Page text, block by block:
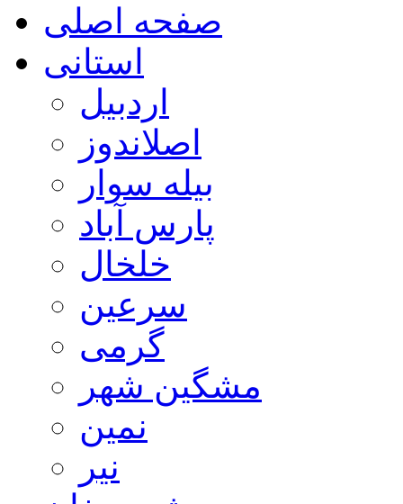
صفحه اصلی
استانی
اردبیل
اصلاندوز
بیله سوار
پارس آباد
خلخال
سرعین
گرمی
مشگین شهر
نمین
نیر